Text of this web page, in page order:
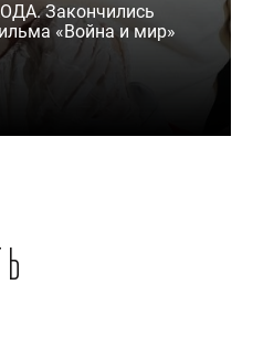
Закончились
«Война и мир»